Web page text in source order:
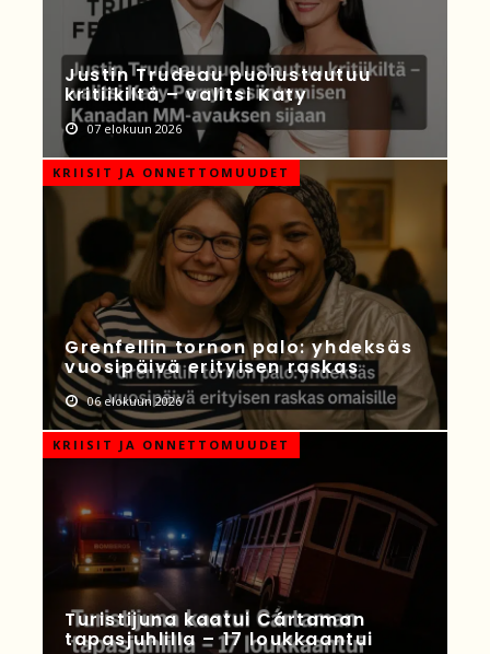
Justin Trudeau puolustautuu
kritiikiltä – valitsi Katy
07 elokuun 2026
KRIISIT JA ONNETTOMUUDET
Grenfellin tornon palo: yhdeksäs
vuosipäivä erityisen raskas
06 elokuun 2026
KRIISIT JA ONNETTOMUUDET
Turistijuna kaatui Cártaman
tapasjuhlilla – 17 loukkaantui